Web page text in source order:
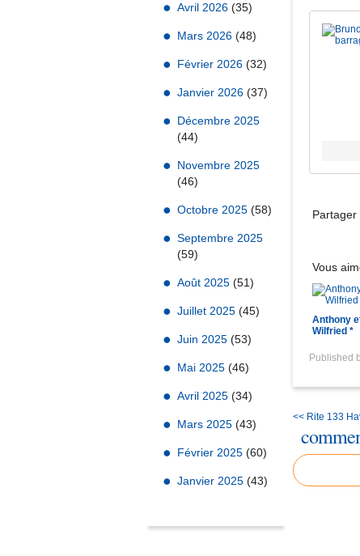
Avril 2026 (35)
Mars 2026 (48)
Février 2026 (32)
Janvier 2026 (37)
Décembre 2025
(44)
Novembre 2025
(46)
Octobre 2025 (58)
Septembre 2025
(59)
Août 2025 (51)
Juillet 2025 (45)
Juin 2025 (53)
Mai 2025 (46)
Avril 2025 (34)
Mars 2025 (43)
Février 2025 (60)
Janvier 2025 (43)
Partager
Vous
Anthony
Wilfried *
Published
<< Rite 133